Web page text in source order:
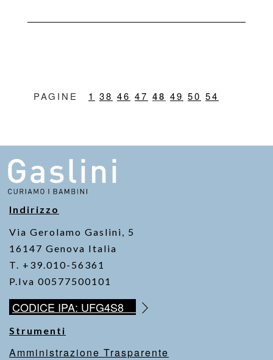
1 38 46 47 48 49 50 54
Indirizzo
Via Gerolamo Gaslini, 5
16147 Genova Italia
T. +39.010-56361
P.Iva 00577500101
CODICE IPA: UFG4S8
Strumenti
Amministrazione Trasparente